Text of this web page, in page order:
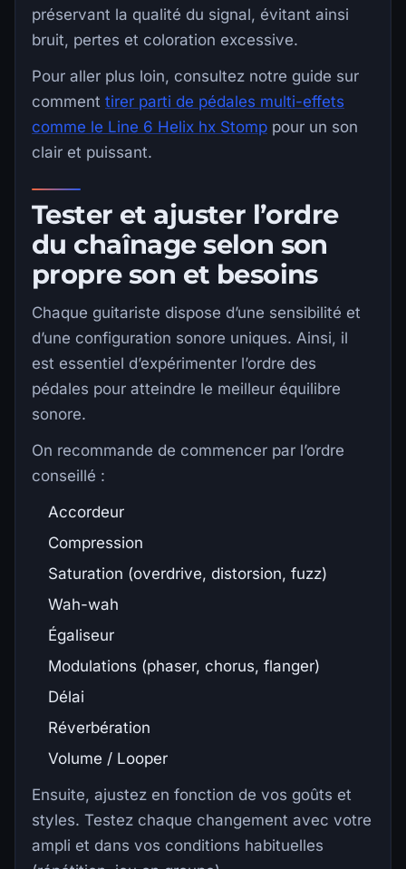
préservant la qualité du signal, évitant ainsi
bruit, pertes et coloration excessive.
Pour aller plus loin, consultez notre guide sur
comment tirer parti de pédales multi-effets
comme le Line 6 Helix hx Stomp pour un son
clair et puissant.
Tester et ajuster l’ordre
du chaînage selon son
propre son et besoins
Chaque guitariste dispose d’une sensibilité et
d’une configuration sonore uniques. Ainsi, il
est essentiel d’expérimenter l’ordre des
pédales pour atteindre le meilleur équilibre
sonore.
On recommande de commencer par l’ordre
conseillé :
Accordeur
Compression
Saturation (overdrive, distorsion, fuzz)
Wah-wah
Égaliseur
Modulations (phaser, chorus, flanger)
Délai
Réverbération
Volume / Looper
Ensuite, ajustez en fonction de vos goûts et
styles. Testez chaque changement avec votre
ampli et dans vos conditions habituelles